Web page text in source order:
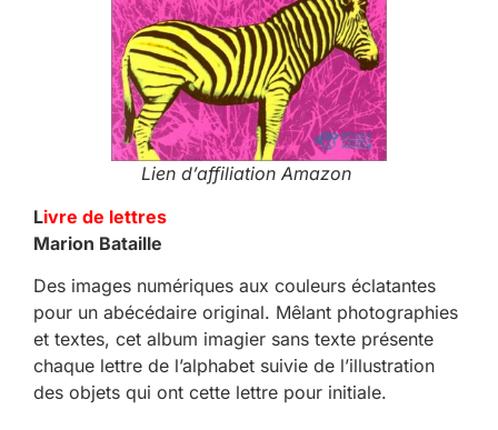
Lien d’affiliation Amazon
Livre de lettres
Marion Bataille
Des images numériques aux couleurs éclatantes
pour un abécédaire original. Mêlant photographies
et textes, cet album imagier sans texte présente
chaque lettre de l’alphabet suivie de l’illustration
des objets qui ont cette lettre pour initiale.